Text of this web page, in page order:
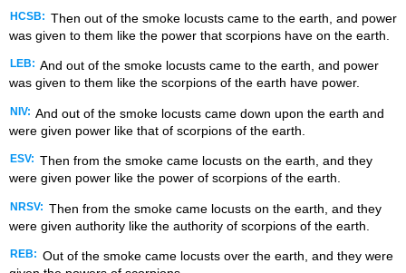
HCSB: Then out of the smoke locusts came to the earth, and power
was given to them like the power that scorpions have on the earth.
LEB: And out of the smoke locusts came to the earth, and power
was given to them like the scorpions of the earth have power.
NIV: And out of the smoke locusts came down upon the earth and
were given power like that of scorpions of the earth.
ESV: Then from the smoke came locusts on the earth, and they
were given power like the power of scorpions of the earth.
NRSV: Then from the smoke came locusts on the earth, and they
were given authority like the authority of scorpions of the earth.
REB: Out of the smoke came locusts over the earth, and they were